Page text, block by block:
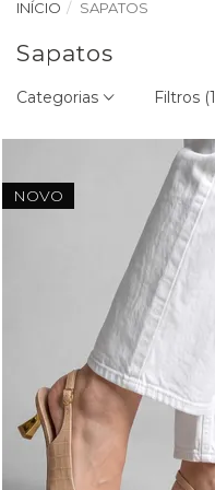
INÍCIO SAPATOS
Sapatos
Categorias Filtros (1
NOVO